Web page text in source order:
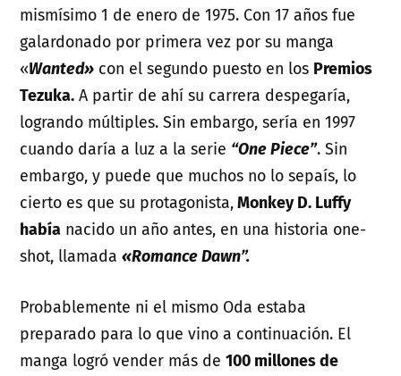
mismísimo 1 de enero de 1975. Con 17 años fue
galardonado por primera vez por su manga
«Wanted» con el segundo puesto en los Premios
Tezuka. A partir de ahí su carrera despegaría,
logrando múltiples. Sin embargo, sería en 1997
cuando daría a luz a la serie “One Piece”. Sin
embargo, y puede que muchos no lo sepaís, lo
cierto es que su protagonista,Monkey D. Luffy
había nacido un año antes, en una historia one-
shot, llamada«Romance Dawn”.
Probablemente ni el mismo Oda estaba
preparado para lo que vino a continuación. El
manga logró vender más de100 millones de